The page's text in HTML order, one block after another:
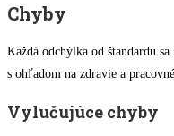
Chyby
Každá odchýlka od štandardu
s ohľadom na zdravie a
Vylučujúce chyby